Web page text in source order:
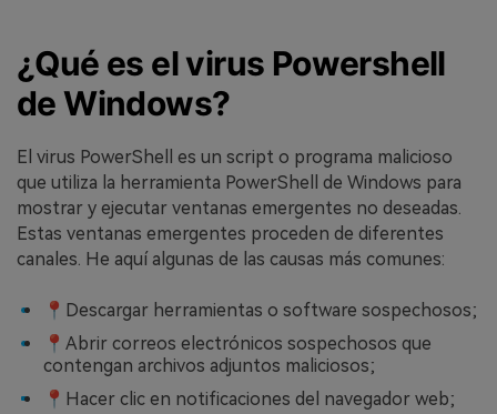
¿Qué es el virus Powershell
de Windows?
El virus PowerShell es un script o programa malicioso
que utiliza la herramienta PowerShell de Windows para
mostrar y ejecutar ventanas emergentes no deseadas.
Estas ventanas emergentes proceden de diferentes
canales. He aquí algunas de las causas más comunes:
📍Descargar herramientas o software sospechosos;
📍Abrir correos electrónicos sospechosos que
contengan archivos adjuntos maliciosos;
📍Hacer clic en notificaciones del navegador web;